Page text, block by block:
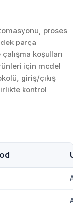
proses
parça
koşulları
için model
giriş/çıkış
kontrol